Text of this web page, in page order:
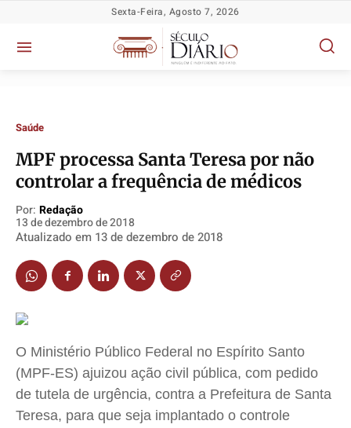
Política
TV Século
Educação
Segurança
Meio Ambiente
Direitos
Economia
Política
TV Século
Educação
Segurança
Meio Ambiente
Direitos
Economia
Política
TV Século
Educação
Segurança
Meio Ambiente
Direitos
Economia
Política
TV Século
Educação
Segurança
Meio Ambiente
Direitos
Economia
Sexta-Feira, Agosto 7, 2026
Saúde
MPF processa Santa Teresa por não
controlar a frequência de médicos
Por: Redação
13 de dezembro de 2018
Atualizado em 13 de dezembro de 2018
O Ministério Público Federal no Espírito Santo
(MPF-ES) ajuizou ação civil pública, com pedido
de tutela de urgência, contra a Prefeitura de Santa
Teresa, para que seja implantado o controle